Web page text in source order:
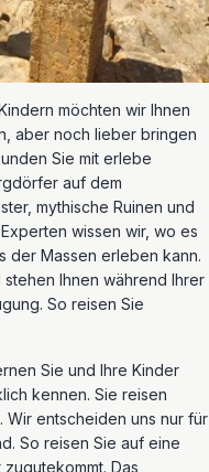
möchten wir Ihnen
aber noch lieber bringen
Sie mit erlebe
auf dem
mythische Ruinen und
wissen wir, wo es
der Massen erleben kann.
Ihnen während Ihrer
So reisen Sie
Sie und Ihre Kinder
kennen. Sie reisen
Wir entscheiden uns nur für
So reisen Sie auf eine
Das